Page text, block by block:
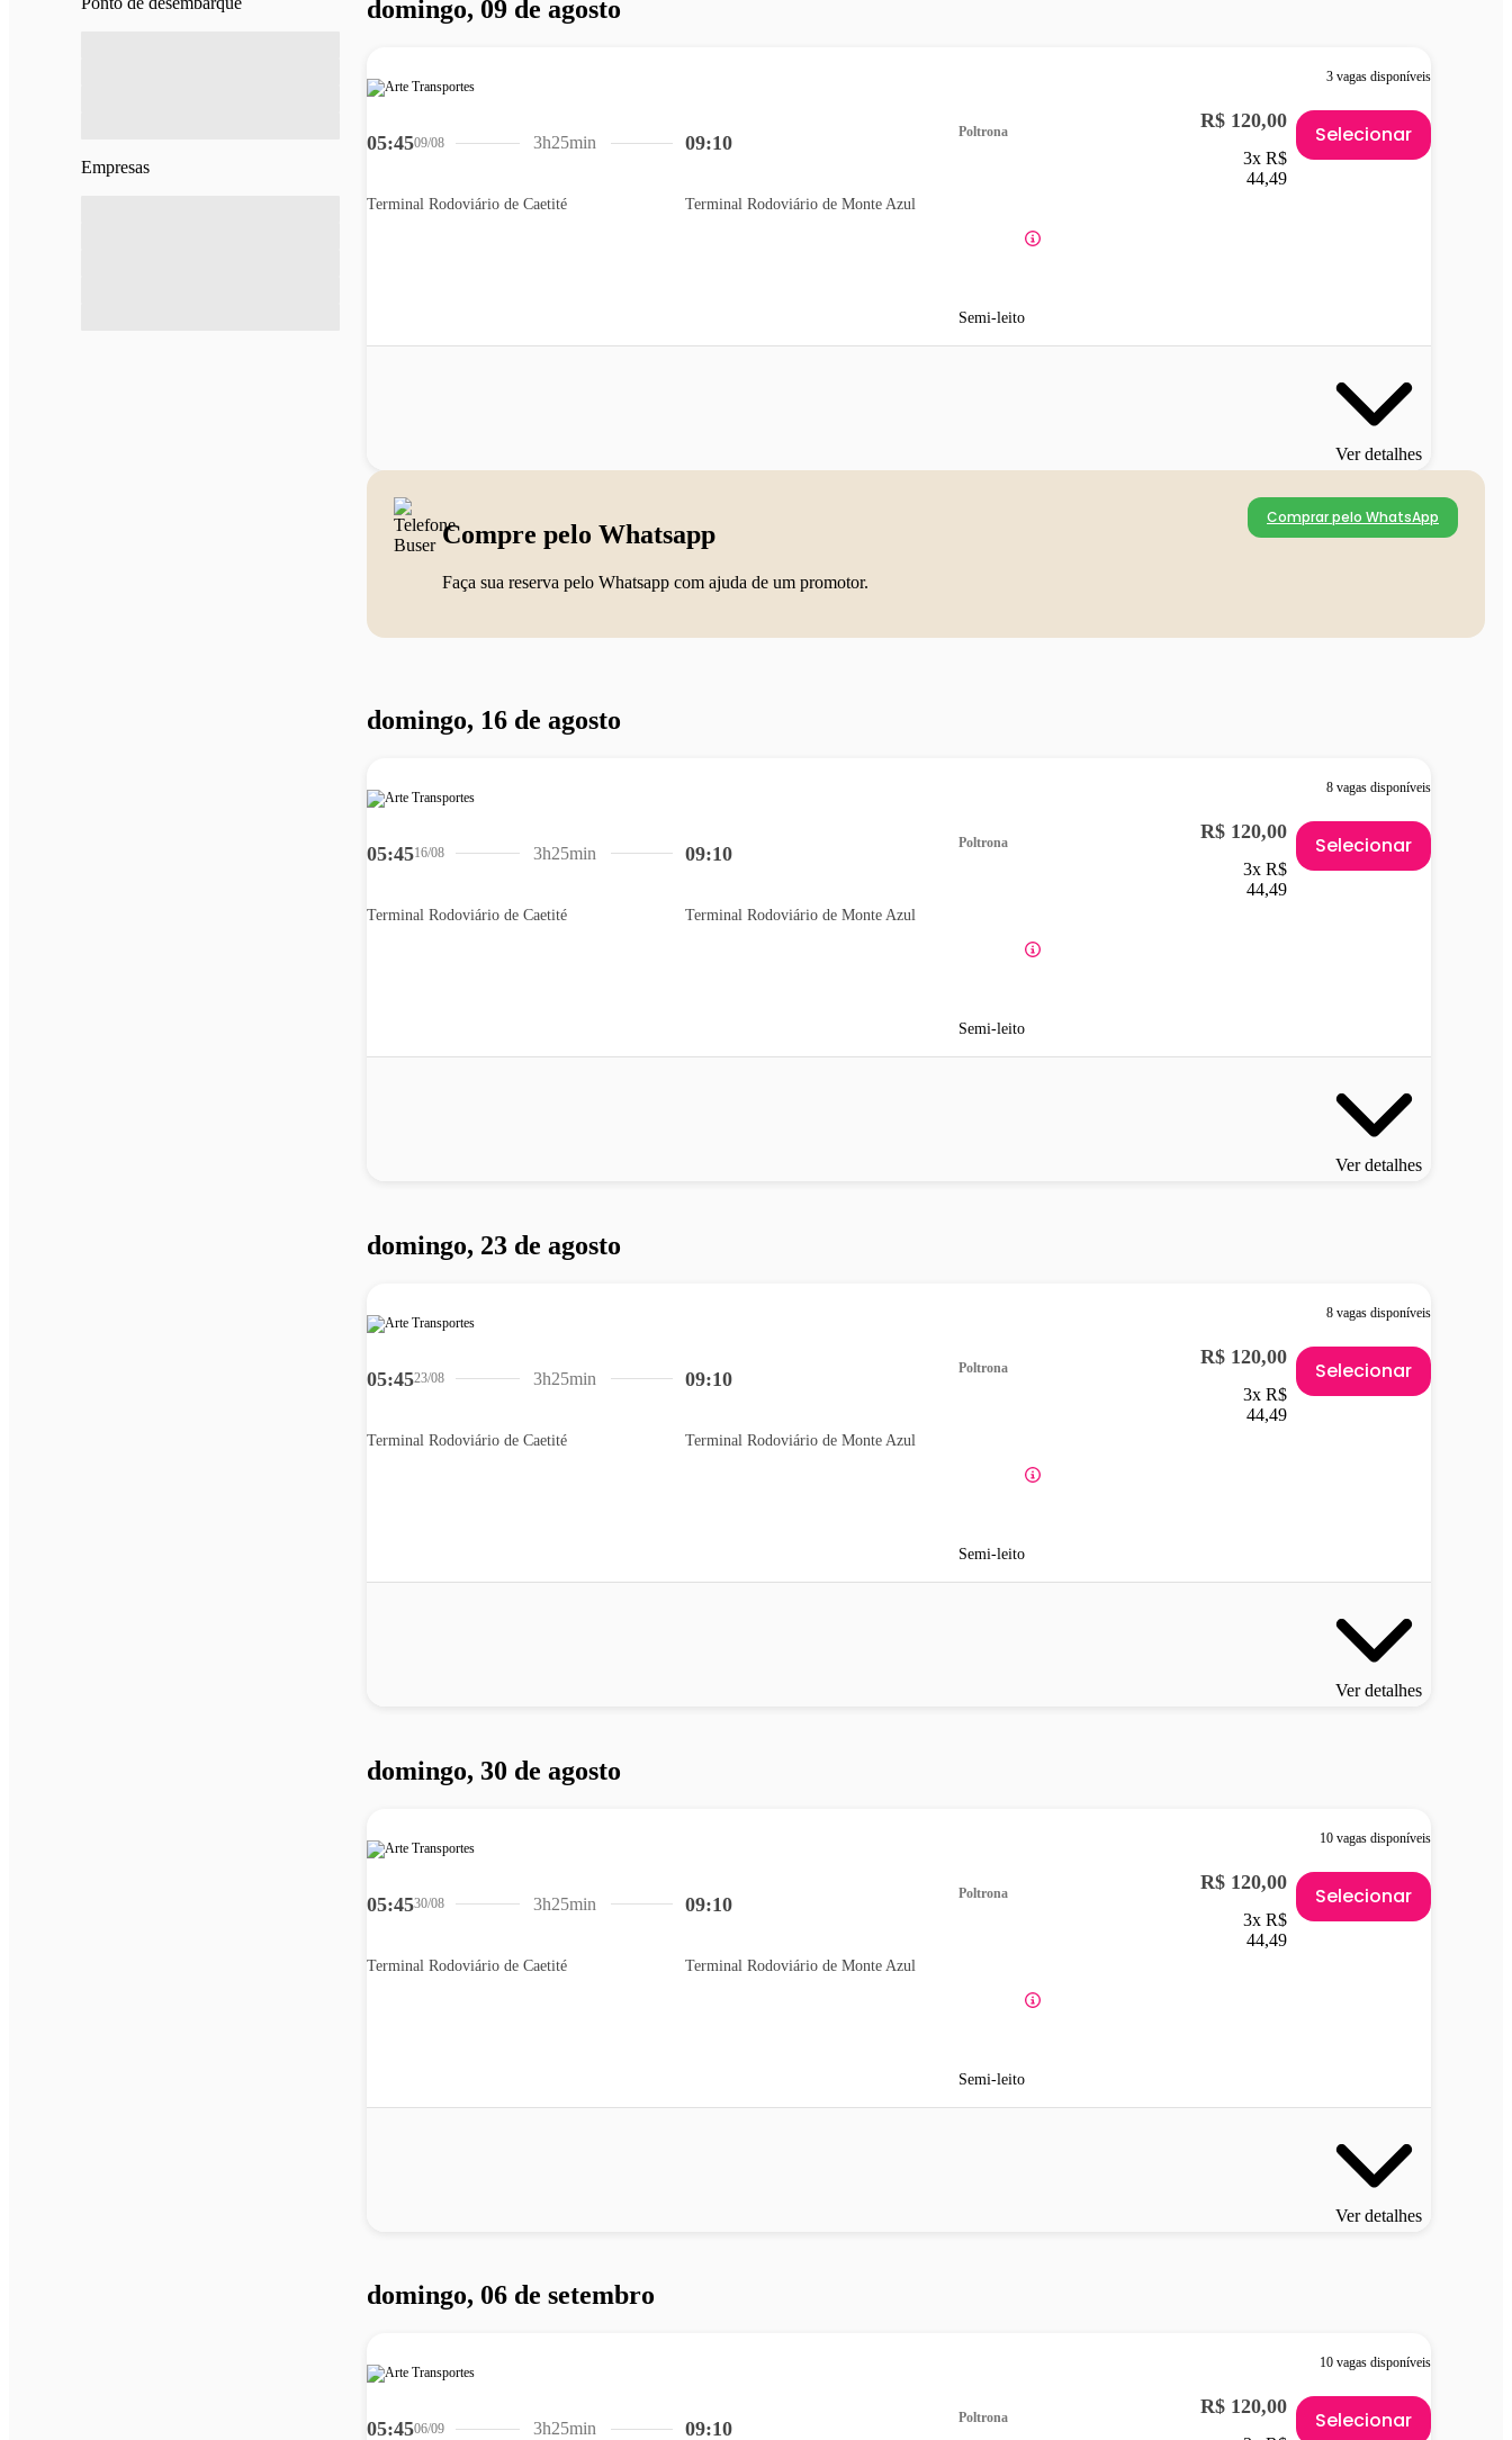
Empresas
domingo, 09 de agosto
3 vagas disponíveis
05:4509/08
Terminal Rodoviário de Caetité
09:10
Terminal Rodoviário de Monte Azul
3h25min
Poltrona
Semi-leito
R$ 120,00
3x R$
44,49
Selecionar
Ver detalhes
Compre pelo Whatsapp
Faça sua reserva pelo Whatsapp com ajuda de um promotor.
Comprar pelo WhatsApp
domingo, 16 de agosto
8 vagas disponíveis
05:4516/08
Terminal Rodoviário de Caetité
09:10
Terminal Rodoviário de Monte Azul
3h25min
Poltrona
Semi-leito
R$ 120,00
3x R$
44,49
Selecionar
Ver detalhes
domingo, 23 de agosto
8 vagas disponíveis
05:4523/08
Terminal Rodoviário de Caetité
09:10
Terminal Rodoviário de Monte Azul
3h25min
Poltrona
Semi-leito
R$ 120,00
3x R$
44,49
Selecionar
Ver detalhes
domingo, 30 de agosto
10 vagas disponíveis
05:4530/08
Terminal Rodoviário de Caetité
09:10
Terminal Rodoviário de Monte Azul
3h25min
Poltrona
Semi-leito
R$ 120,00
3x R$
44,49
Selecionar
Ver detalhes
domingo, 06 de setembro
10 vagas disponíveis
05:4506/09 09:10
3h25min
Poltrona R$ 120,00
Selecionar